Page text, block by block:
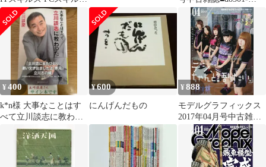
ップテキスト/別冊 2020
計2冊 014S4C
20005-B-04-6
¥400
k*n様 大事なことはす
べて立川談志に教わっ
た（著者サイン入り）
¥600
にんげんだもの
¥888
モデルグラフィックス
2017年04月号中古雑誌
■d8512-10024-I-01-1